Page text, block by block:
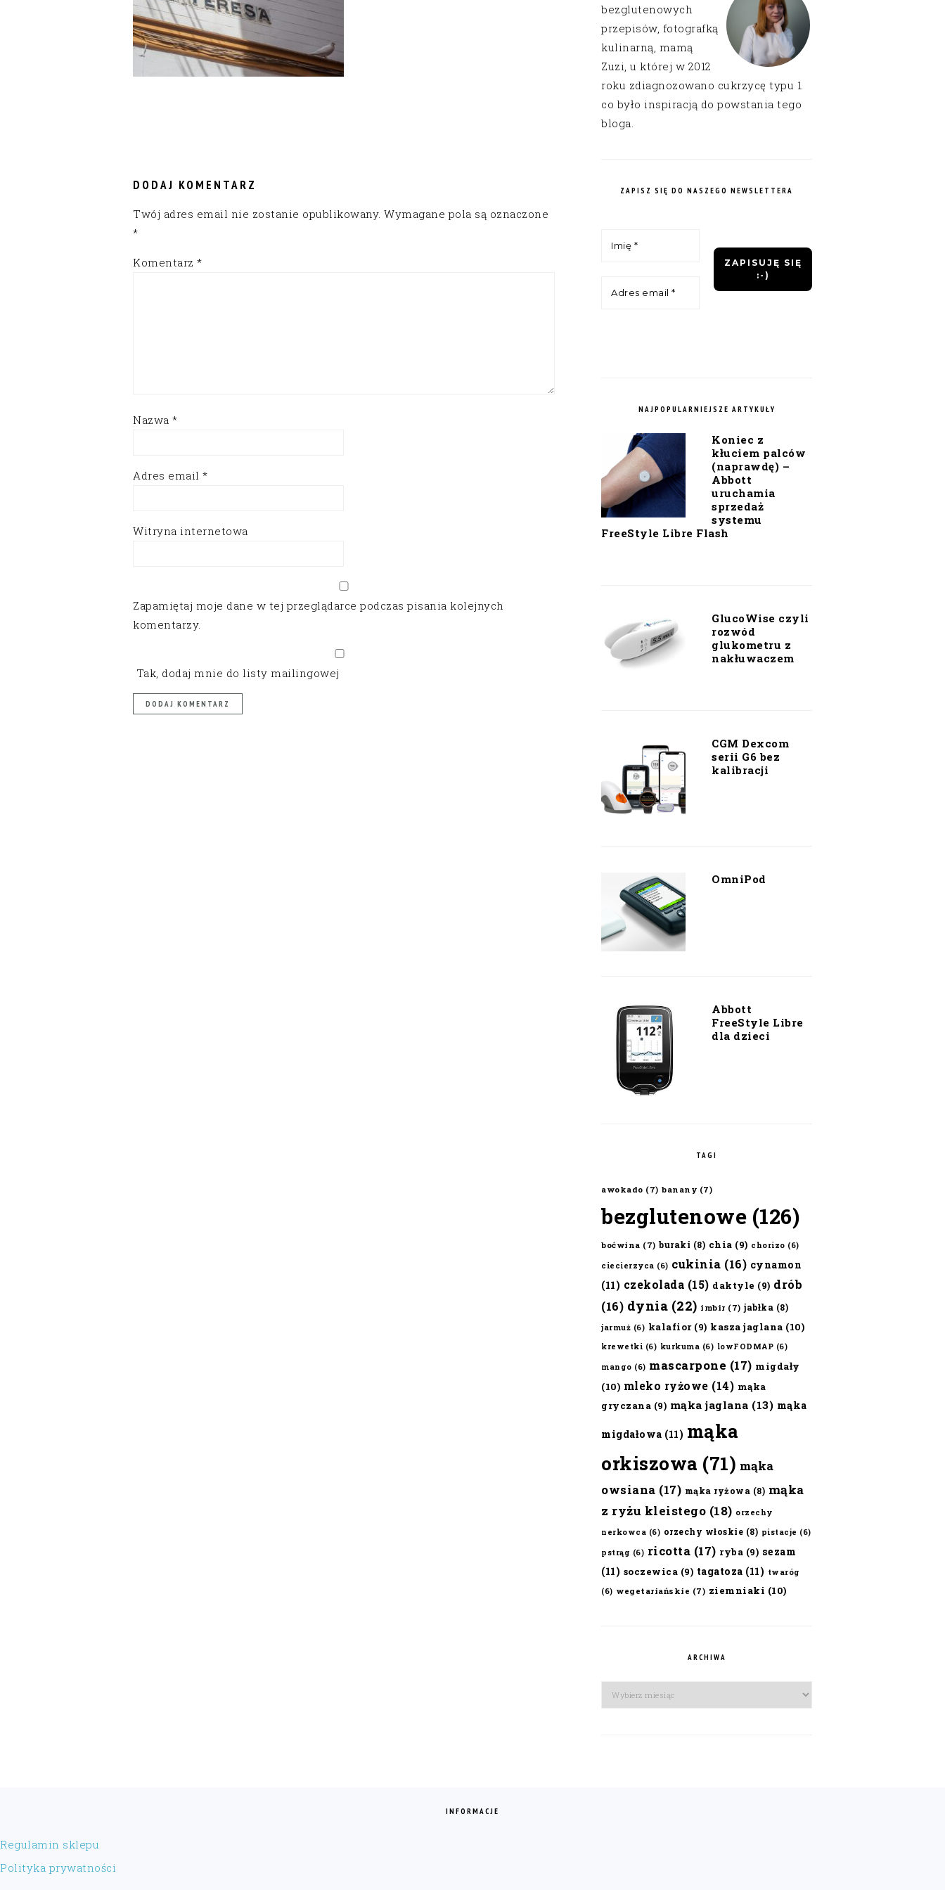
DODAJ KOMENTARZ
Twój adres email nie zostanie opublikowany. Wymagane pola są oznaczone
*
Komentarz *
Nazwa *
Adres email *
Witryna internetowa
Zapamiętaj moje dane w tej przeglądarce podczas pisania kolejnych
komentarzy.
Tak, dodaj mnie do listy mailingowej
bezglutenowych
przepisów, fotografką
kulinarną, mamą
Zuzi, u której w 2012
roku zdiagnozowano cukrzycę typu 1
co było inspiracją do powstania tego
bloga.
ZAPISZ SIĘ DO NASZEGO NEWSLETTERA
NAJPOPULARNIEJSZE ARTYKUŁY
Koniec z
kłuciem palców
(naprawdę) –
Abbott
uruchamia
sprzedaż
systemu
FreeStyle Libre Flash
GlucoWise czyli
rozwód
glukometru z
nakłuwaczem
CGM Dexcom
serii G6 bez
kalibracji
OmniPod
Abbott
FreeStyle Libre
dla dzieci
TAGI
awokado (7) banany (7)
bezglutenowe (126)
boćwina (7) buraki (8) chia (9) chorizo (6)
ciecierzyca (6) cukinia (16) cynamon
(11) czekolada (15) daktyle (9) drób
(16) dynia (22) imbir (7) jabłka (8)
jarmuż (6) kalafior(9) kasza jaglana (10)
krewetki (6) kurkuma (6) lowFODMAP (6)
mango (6) mascarpone (17) migdały
(10) mleko ryżowe (14) mąka
gryczana (9) mąka jaglana (13) mąka
migdałowa (11) mąka
orkiszowa (71) mąka
owsiana (17) mąka ryżowa (8) mąka
z ryżu kleistego (18) orzechy
nerkowca (6) orzechy włoskie (8) pistacje (6)
pstrąg (6) ricotta (17) ryba (9) sezam
(11) soczewica (9) tagatoza (11) twaróg
(6) wegetariańskie (7) ziemniaki (10)
ARCHIWA
Archiwa
INFORMACJE
Regulamin sklepu
Polityka prywatności